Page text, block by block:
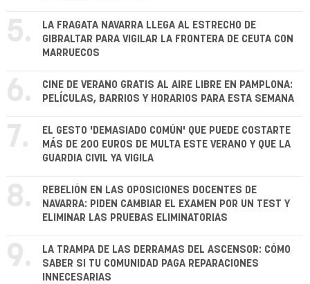
5.
LA FRAGATA NAVARRA LLEGA AL ESTRECHO DE
GIBRALTAR PARA VIGILAR LA FRONTERA DE CEUTA CON
MARRUECOS
6.
CINE DE VERANO GRATIS AL AIRE LIBRE EN PAMPLONA:
PELÍCULAS, BARRIOS Y HORARIOS PARA ESTA SEMANA
7.
EL GESTO 'DEMASIADO COMÚN' QUE PUEDE COSTARTE
MÁS DE 200 EUROS DE MULTA ESTE VERANO Y QUE LA
GUARDIA CIVIL YA VIGILA
8.
REBELIÓN EN LAS OPOSICIONES DOCENTES DE
NAVARRA: PIDEN CAMBIAR EL EXAMEN POR UN TEST Y
ELIMINAR LAS PRUEBAS ELIMINATORIAS
9.
LA TRAMPA DE LAS DERRAMAS DEL ASCENSOR: CÓMO
SABER SI TU COMUNIDAD PAGA REPARACIONES
INNECESARIAS